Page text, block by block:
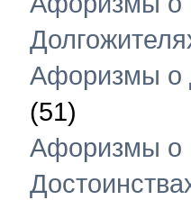
Афоризмы о
(51)
Афоризмы о